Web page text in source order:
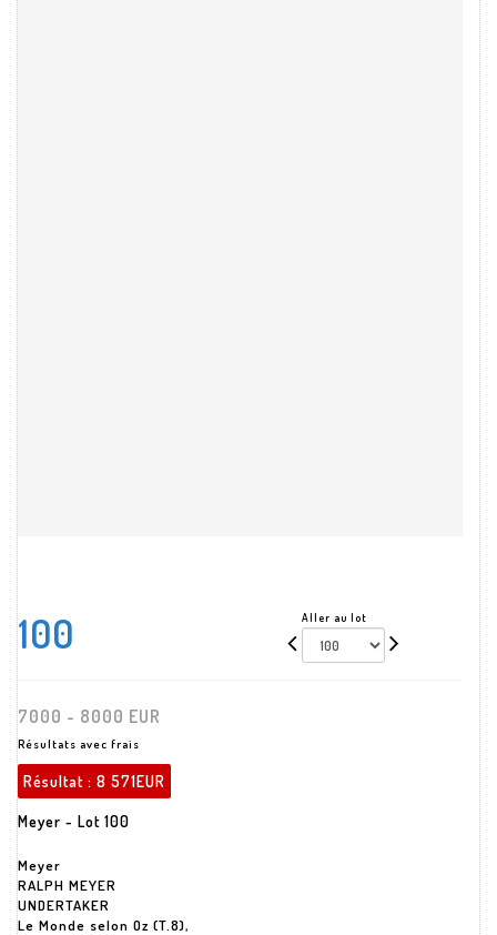
100 Aller au lot
7000 - 8000 EUR
Résultats avec frais
Résultat : 8 571EUR
Meyer - Lot 100
Meyer
RALPH MEYER
UNDERTAKER
Le Monde selon Oz (T.8),